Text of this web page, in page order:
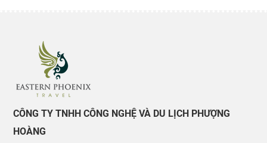
CÔNG TY TNHH CÔNG NGHỆ VÀ DU LỊCH PHƯỢNG
HOÀNG